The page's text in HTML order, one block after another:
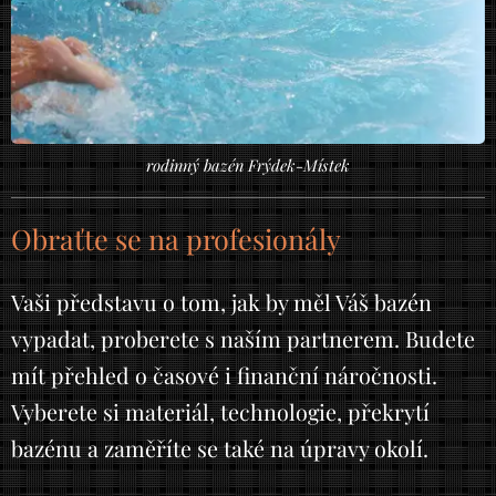
rodinný bazén Frýdek-Místek
Obraťte se na profesionály
Vaši představu o tom, jak by měl Váš bazén
vypadat, proberete s naším partnerem. Budete
mít přehled o časové i finanční náročnosti.
Vyberete si materiál, technologie, překrytí
bazénu a zaměříte se také na úpravy okolí.